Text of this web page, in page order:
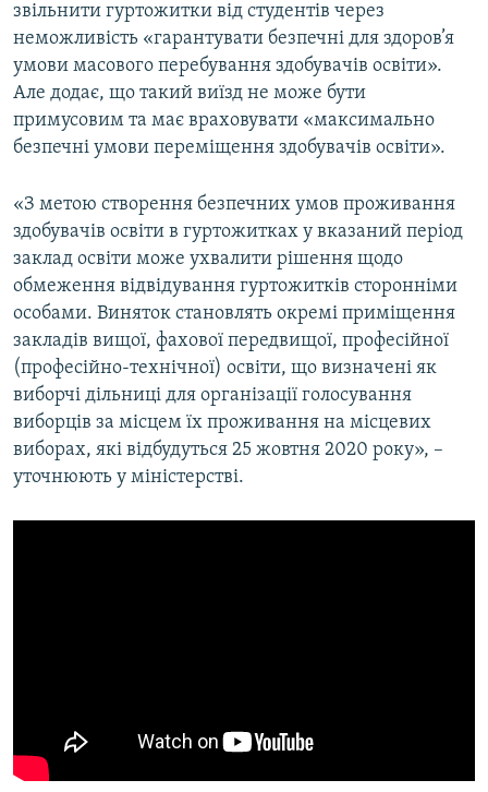
звільнити гуртожитки від студентів через
неможливість «гарантувати безпечні для здоров’я
умови масового перебування здобувачів освіти».
Але додає, що такий виїзд не може бути
примусовим та має враховувати «максимально
безпечні умови переміщення здобувачів освіти».
«З метою створення безпечних умов проживання
здобувачів освіти в гуртожитках у вказаний період
заклад освіти може ухвалити рішення щодо
обмеження відвідування гуртожитків сторонніми
особами. Виняток становлять окремі приміщення
закладів вищої, фахової передвищої, професійної
(професійно-технічної) освіти, що визначені як
виборчі дільниці для організації голосування
виборців за місцем їх проживання на місцевих
виборах, які відбудуться 25 жовтня 2020 року», –
уточнюють у міністерстві.